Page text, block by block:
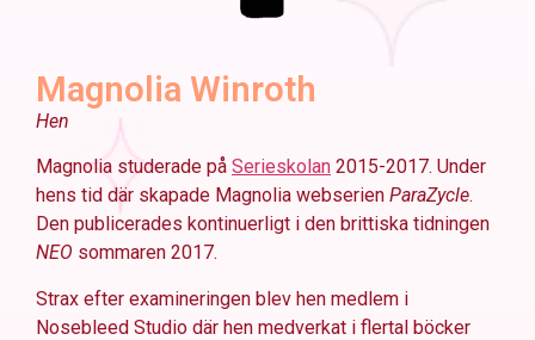
Magnolia Winroth
Hen
Magnolia studerade på Serieskolan 2015-2017. Under
hens tid där skapade Magnolia webserien ParaZycle.
Den publicerades kontinuerligt i den brittiska tidningen
NEO sommaren 2017.
Strax efter examineringen blev hen medlem i
Nosebleed Studio där hen medverkat i flertal böcker